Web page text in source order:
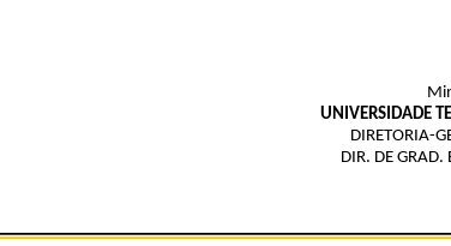
UNIVERSIDADE
DIRETORIA-
DIR. DE GRAD.